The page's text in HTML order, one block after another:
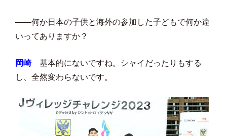
――何か日本の子供と海外の参加した子どもで何か違
いってありますか？
岡崎基本的にないですね。シャイだったりもする
し、全然変わらないです。